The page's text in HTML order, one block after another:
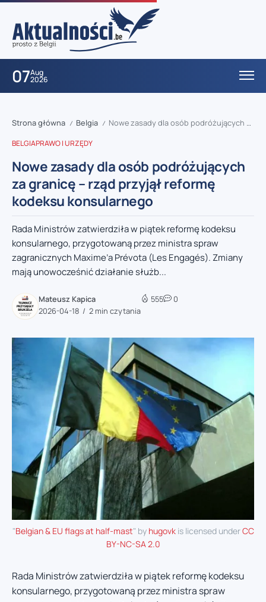
07Aug
2026
Strona główna / Belgia / Nowe zasady dla osób podróżujących za granicę – rząd przyjął reformę kodeksu konsularnego
BELGIAPRAWO I URZĘDY
Nowe zasady dla osób podróżujących
za granicę – rząd przyjął reformę
kodeksu konsularnego
Rada Ministrów zatwierdziła w piątek reformę kodeksu
konsularnego, przygotowaną przez ministra spraw
zagranicznych Maxime’a Prévota (Les Engagés). Zmiany
mają unowocześnić działanie służb...
Mateusz Kapica
2026-04-18
2 min czytania
555 0
"Belgian & EU flags at half-mast" by hugovkis licensed underCC
BY-NC-SA 2.0
Rada Ministrów zatwierdziła w piątek reformę kodeksu
konsularnego, przygotowaną przez ministra spraw